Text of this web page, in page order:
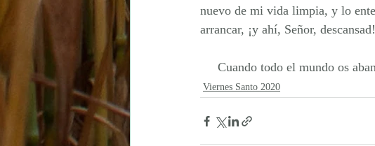
nuevo de mi vida limpia, y lo
arrancar, ¡y ahí, Señor, descansad!
Cuando todo el mundo os
Viernes Santo 2020